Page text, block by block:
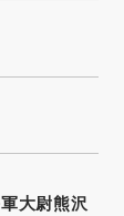
大尉熊沢